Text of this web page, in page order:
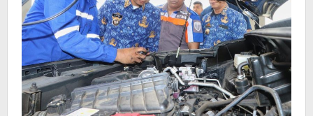
Bermotor